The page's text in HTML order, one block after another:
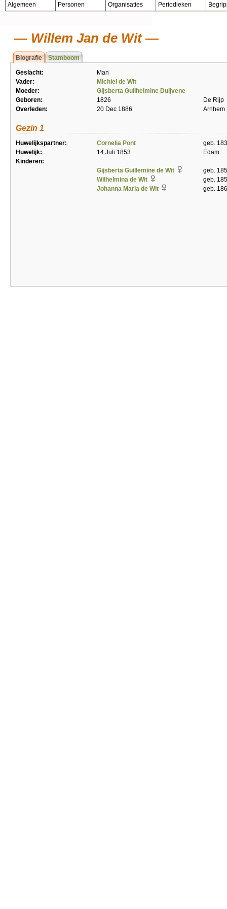
Algemeen Personen Organisaties Periodieken
Willem Jan de Wit
Biografie Stamboom
Geslacht:
Man
Vader:
Michiel de Wit
Moeder:
Gijsberta Guilhelmine Duijvene
Geboren:
1826
De Rijp
Overleden:
20 Dec 1886 Arnhem
Gezin 1
Huwelijkspartner: Cornelia Pont
geb.
Huwelijk:
14 Juli 1853
Edam
Kinderen:
Gijsberta Guillemine de Wit
geb.
Wilhelmina de Wit
geb.
Johanna Maria de Wit
geb.